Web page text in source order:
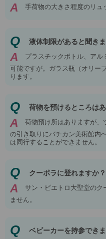
A 手荷物の大きさ程度のリュ
Q 液体制限があると聞きま
A
プラスチックボトル、アル
可能ですが。ガラス瓶（オリー
ります。
Q 荷物を預けるところは
A
荷物預け所はありますが、
の引き取りにバチカン美術館内
は同行することができません。
Q クーポラに登れますか？
A
サン・ピエトロ大聖堂のク
ません。
Q ベビーカーを持参できま